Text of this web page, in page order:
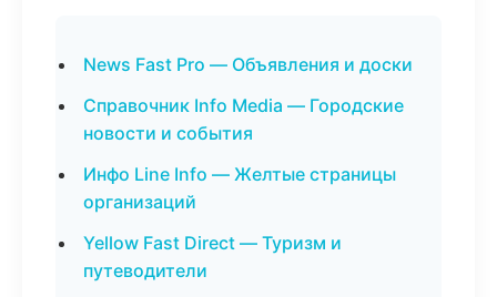
News Fast Pro — Объявления и доски
Справочник Info Media — Городские
новости и события
Инфо Line Info — Желтые страницы
организаций
Yellow Fast Direct — Туризм и
путеводители